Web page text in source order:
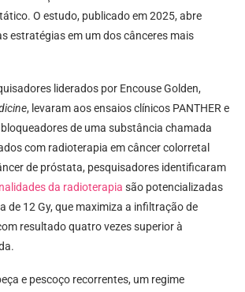
O estudo, publicado em 2025, abre
estratégias em um dos cânceres mais
liderados por Encouse Golden,
, levaram aos ensaios clínicos PANTHER e
de uma substância chamada
com radioterapia em câncer colorretal
de próstata, pesquisadores identificaram
da radioterapia são potencializadas
de 12 Gy, que maximiza a infiltração de
resultado quatro vezes superior à
e pescoço recorrentes, um regime